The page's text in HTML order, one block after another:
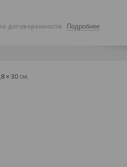
договоренности Подробнее
× 30 см.